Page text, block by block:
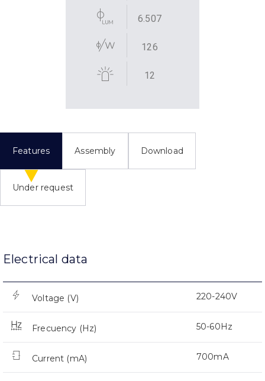
6.507
126
12
Features Assembly Download
Under request
Electrical data
Voltage (V) 220-240V
Frecuency (Hz) 50-60Hz
Current (mA) 700mA